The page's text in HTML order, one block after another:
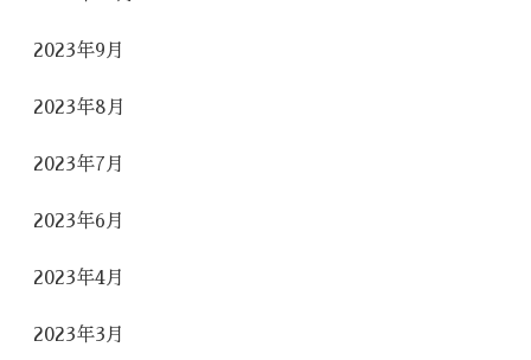
2023年9月
2023年8月
2023年7月
2023年6月
2023年4月
2023年3月